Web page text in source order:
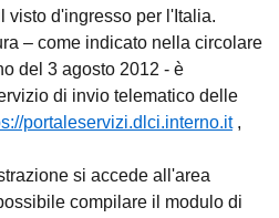
visto d'ingresso per l'Italia.
– come indicato nella circolare
del 3 agosto 2012 - è
di invio telematico delle
portaleservizi.dlci.interno.it,
si accede all'area
compilare il modulo di